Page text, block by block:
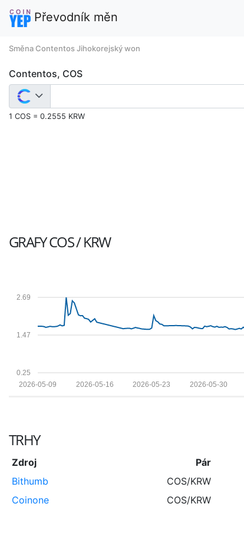
Převodník měn
Směna Contentos Jihokorejský won
Contentos, COS
1 COS = 0.2555 KRW
GRAFYCOS / KRW
0.25
1.47
2.69
2026-05-30
2026-05-23
2026-05-16
2026-05-09
TRHY
Zdroj Pár
Bithumb
COS/KRW
Coinone
COS/KRW